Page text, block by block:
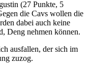
(27 Punkte, 5
die Cavs wollen die
dabei auch keine
Deng nehmen können.
ausfallen, der sich im
zuzog.